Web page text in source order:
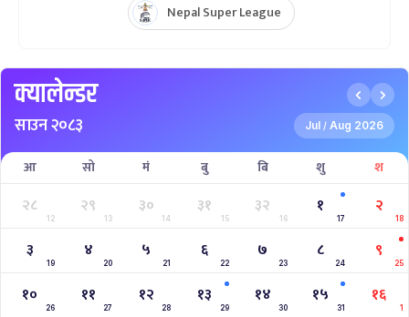
Nepal Super League
क्यालेन्डर
साउन २०८३ Jul / Aug 2026
आ सो मं बु बि शु श
२८
12
२९
13
३०
14
३१
15
३२
16
१
17
२
18
३
19
४
20
५
21
६
22
७
23
८
24
९
25
१०
26
११
27
१२
28
१३
29
१४
30
१५
31
१६
1